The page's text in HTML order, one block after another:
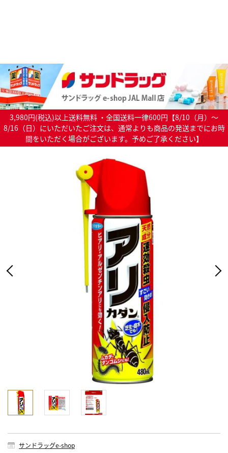
3,980円(税込)以上送料無料 ・全国送料一律600円【8/10（月）～
8/16（日）にいただいたご注文は、通常よりも商品の発送までにお時
間をいただく場合がございます。予めご了承ください】
サンドラッグe-shop